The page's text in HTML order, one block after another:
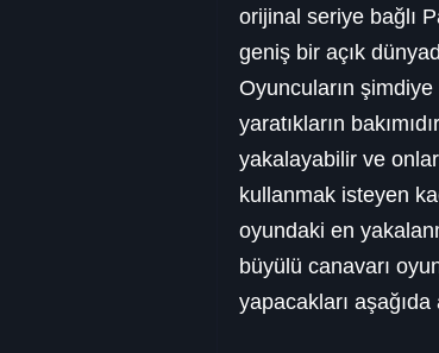
orijinal seriye bağlı
geniş bir açık
Oyuncuların
yaratıkların
yakalayabilir ve
kullanmak isteyen
oyundaki en
büyülü canavarı
yapacakları aşağıda